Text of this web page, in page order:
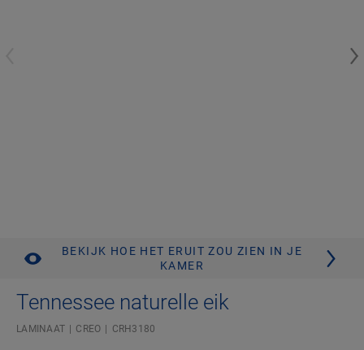
BEKIJK HOE HET ERUIT ZOU ZIEN IN JE
KAMER
Tennessee naturelle eik
LAMINAAT CREO CRH3180